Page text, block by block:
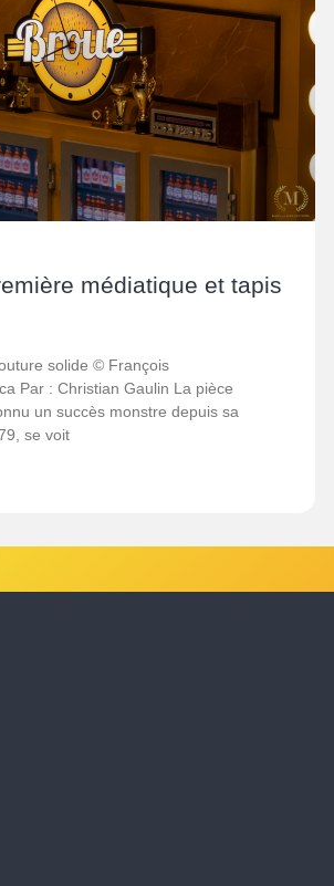
médiatique et tapis
solide © François
Par : Christian Gaulin La pièce
un succès monstre depuis sa
se voit